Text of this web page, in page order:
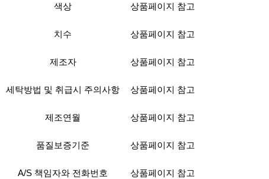
색상 상품페이지 참고
치수 상품페이지 참고
제조자 상품페이지 참고
세탁방법 및 취급시 주의사항 상품페이지 참고
제조연월 상품페이지 참고
품질보증기준 상품페이지 참고
A/S 책임자와 전화번호
상품페이지 참고